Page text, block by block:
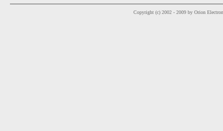
Copyright (c) 2002 - 2009 by Orion